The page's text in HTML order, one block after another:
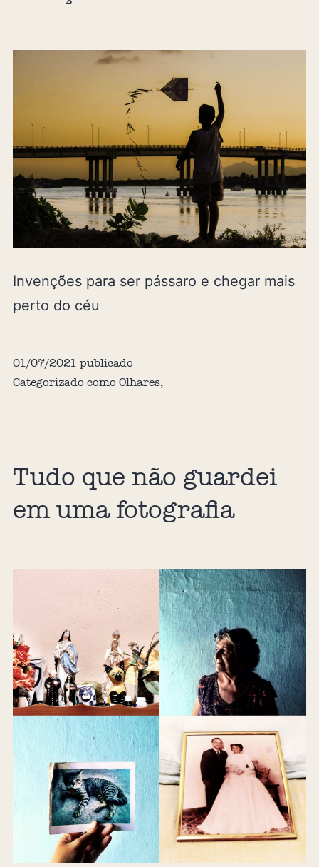
Invenções para ser pássaro e chegar mais
perto do céu
01/07/2021 publicado
Categorizado como Olhares,
Tudo que não guardei
em uma fotografia